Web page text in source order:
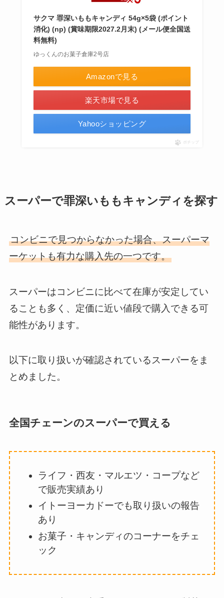
サクマ 罪深いももキャンディ 54g×5袋 (ポイント
消化) (np) (賞味期限2027.2月末) (メール便全国送
料無料)
ゆっくんのお菓子倉庫2号店
Amazonで見る
楽天市場で見る
Yahooショッピング
ポチップ
スーパーで罪深いももキャンディを探す
コンビニで見つからなかった場合、スーパーマ
ーケットも有力な購入先の一つです。
スーパーはコンビニに比べて在庫が安定してい
ることも多く、定価に近い値段で購入できる可
能性があります。
以下に取り扱いが確認されているスーパーをま
とめました。
全国チェーンのスーパーで買える
ライフ・西友・マルエツ・コープなど
で販売実績あり
イトーヨーカドーでも取り扱いの報告
あり
お菓子・キャンディのコーナーをチェ
ック